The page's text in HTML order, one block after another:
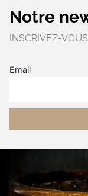
Notre
INSCRIVEZ-
Email